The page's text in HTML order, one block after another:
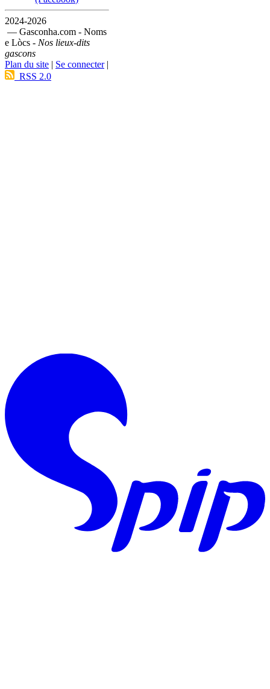
2024-2026
— Gasconha.com - Noms
e Lòcs - Nos lieux-dits
gascons
Plan du site | Se connecter|
RSS 2.0